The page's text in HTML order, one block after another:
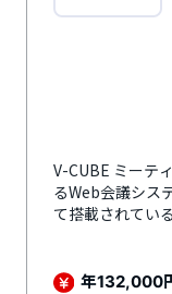
V-CUBE ミーテ
るWeb会議シス
て搭載されてい
年132,000